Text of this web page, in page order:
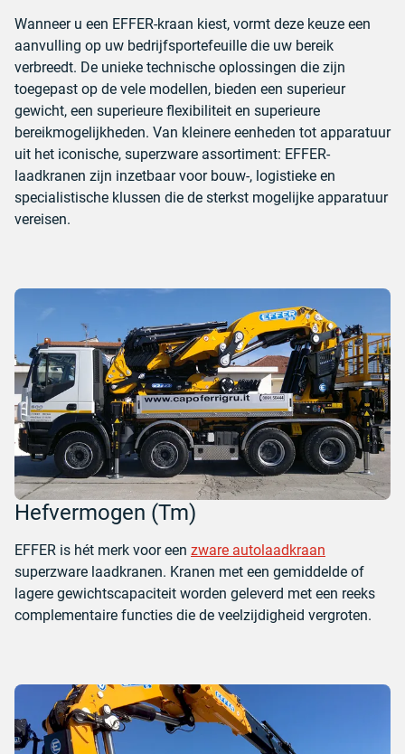
Wanneer u een EFFER-kraan kiest, vormt deze keuze een
aanvulling op uw bedrijfsportefeuille die uw bereik
verbreedt. De unieke technische oplossingen die zijn
toegepast op de vele modellen, bieden een superieur
gewicht, een superieure flexibiliteit en superieure
bereikmogelijkheden. Van kleinere eenheden tot apparatuur
uit het iconische, superzware assortiment: EFFER-
laadkranen zijn inzetbaar voor bouw-, logistieke en
specialistische klussen die de sterkst mogelijke apparatuur
vereisen.
Hefvermogen (Tm)
EFFER is hét merk voor een zware autolaadkraan
superzware laadkranen. Kranen met een gemiddelde of
lagere gewichtscapaciteit worden geleverd met een reeks
complementaire functies die de veelzijdigheid vergroten.